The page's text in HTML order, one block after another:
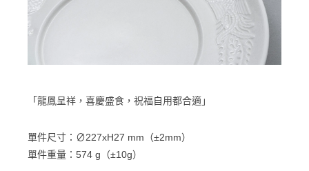
「龍鳳呈祥，喜慶盛食，祝福自用都合適」
單件尺寸：∅227xH27 mm（±2mm）
單件重量：574 g（±10g）